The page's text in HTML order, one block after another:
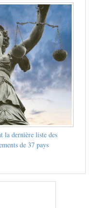
la dernière liste des
de 37 pays